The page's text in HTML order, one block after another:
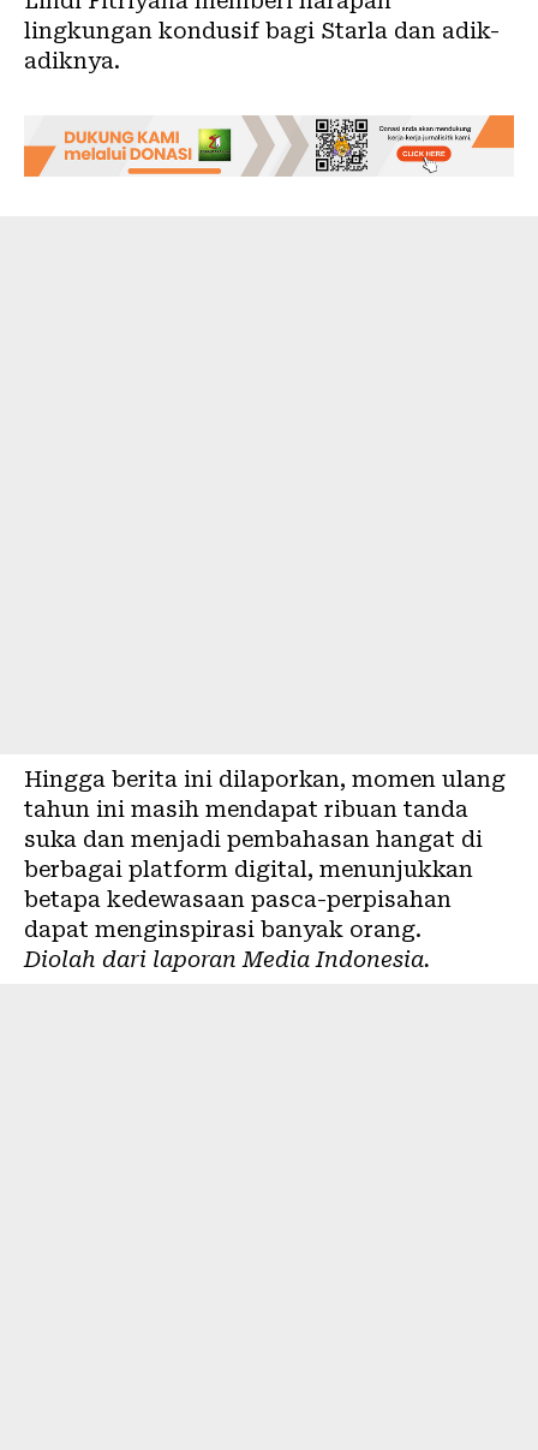
lingkungan kondusif bagi Starla dan adik-
adiknya.
Hingga berita ini dilaporkan, momen ulang
tahun ini masih mendapat ribuan tanda
suka dan menjadi pembahasan hangat di
berbagai platform digital, menunjukkan
betapa kedewasaan pasca-perpisahan
dapat menginspirasi banyak orang.
Diolah dari laporan Media Indonesia.